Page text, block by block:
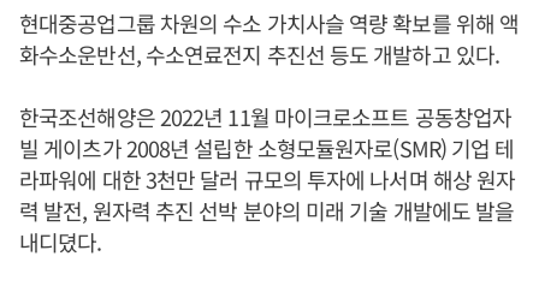
현대중공업그룹 차원의 수소 가치사슬 역량 확보를 위해 액
화수소운반선, 수소연료전지 추진선 등도 개발하고 있다.
한국조선해양은 2022년 11월 마이크로소프트 공동창업자
빌 게이츠가 2008년 설립한 소형모듈원자로(SMR) 기업 테
라파워에 대한 3천만 달러 규모의 투자에 나서며 해상 원자
력 발전, 원자력 추진 선박 분야의 미래 기술 개발에도 발을
내디뎠다.